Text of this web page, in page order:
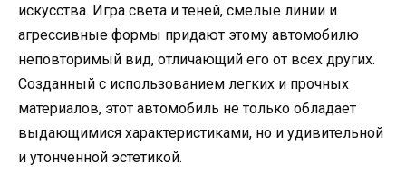
искусства. Игра света и теней, смелые линии и
агрессивные формы придают этому автомобилю
неповторимый вид, отличающий его от всех других.
Созданный с использованием легких и прочных
материалов, этот автомобиль не только обладает
выдающимися характеристиками, но и удивительной
и утонченной эстетикой.